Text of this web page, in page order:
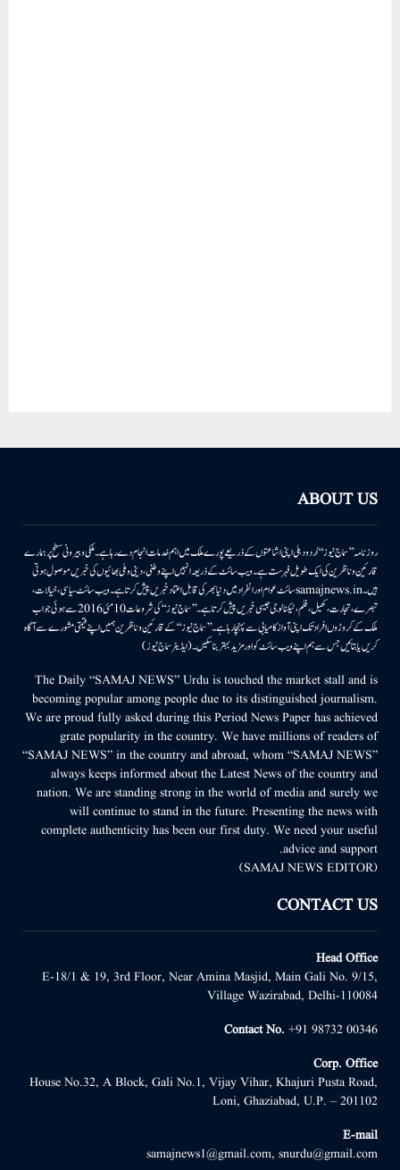
ABOUT US
روزنامہ ’’سماج نیوز‘‘ اُردو دہلی اپنی اشاعتوں کے ذریعے پورے ملک میں اہم خدمات انجام دے رہا ہے۔ ملکی وبیرونی سطح پر ہمارے
قارئین وناظرین کی ایک طویل فہرست ہے۔ ویب سائٹ کے ذریعہ انہیں اپنے وطنی، دینی وملی بھائیوں کی خبریں موصول ہوتی
ہیں۔samajnews.inسائٹ عوام اور انفراد میں دنیا بھر کی قابل اعتماد خبریں پیش کرتا ہے۔ ویب سائٹ سیاسی، خیالات،
تبصرے، تجارت، کھیل، فلم، ٹیکنالوجی جیسی خبریں پیش کرتا ہے۔ ’’سماج نیوز‘‘ کی شروعات 10مئی 2016 سے ہوئی جو اب
ملک کے کروڑوں افراد تک اپنی آواز کامیابی سے پہنچا رہا ہے۔ ’’سماج نیوز‘‘ کے قارئین وناظرین ہمیں اپنے قیمتی مشورے سے آگاہ
کریں یا بتائیں جس سے ہم اپنے ویب سائٹ کو اور مزید بہتر بناسکیں۔ (ایڈیٹر سماج نیوز)
The Daily “SAMAJ NEWS” Urdu is touched the market stall and is
becoming popular among people due to its distinguished journalism.
We are proud fully asked during this Period News Paper has achieved
grate popularity in the country. We have millions of readers of
“SAMAJ NEWS” in the country and abroad, whom “SAMAJ NEWS”
always keeps informed about the Latest News of the country and
nation. We are standing strong in the world of media and surely we
will continue to stand in the future. Presenting the news with
complete authenticity has been our first duty. We need your useful
advice and support.
(SAMAJ NEWS EDITOR)
CONTACT US
Head Office
E-18/1 & 19, 3rd Floor, Near Amina Masjid, Main Gali No. 9/15,
Village Wazirabad, Delhi-110084
Contact No. +91 98732 00346
Corp. Office
House No.32, A Block, Gali No.1, Vijay Vihar, Khajuri Pusta Road,
Loni, Ghaziabad, U.P. – 201102
E-mail
samajnews1@gmail.com, snurdu@gmail.com